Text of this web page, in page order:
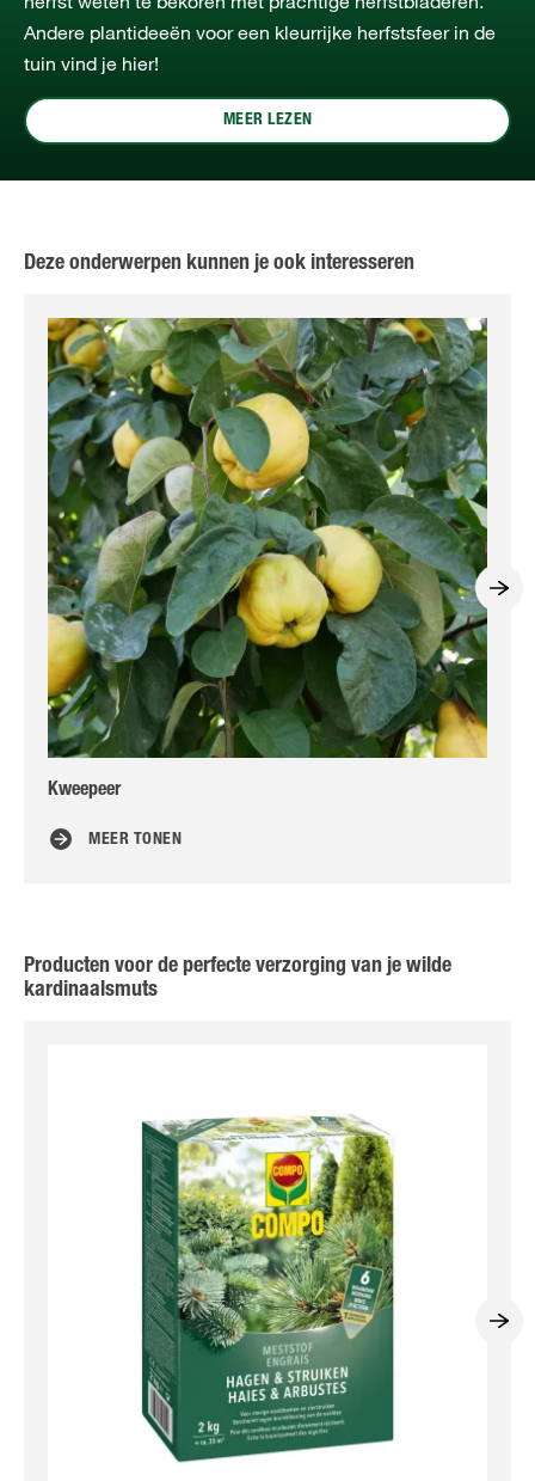
Andere plantideeën voor een kleurrijke herfstsfeer in de
tuin vind je hier!
MEER LEZEN
Deze onderwerpen kunnen je ook interesseren
Kweepeer
MEER TONEN
Producten voor de perfecte verzorging van je wilde
kardinaalsmuts